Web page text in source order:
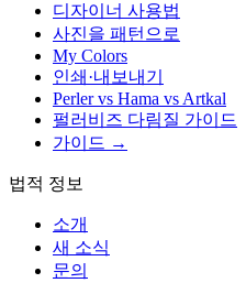
디자이너 사용법
사진을 패턴으로
My Colors
인쇄·내보내기
Perler vs Hama vs Artkal
펄러비즈 다림질 가이드
가이드 →
법적 정보
소개
새 소식
문의